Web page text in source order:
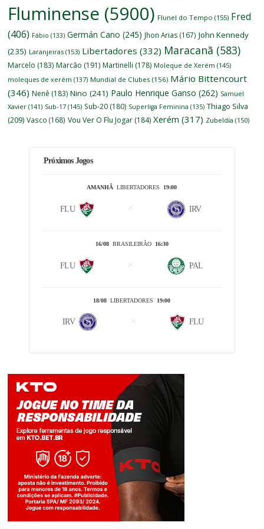
Fluminense (5900) Flunel do Tempo (155) Fred
(406) Fábio (133) Germán Cano (245) Jhon Arias (167) John Kennedy
(235) Laranjeiras (153) Libertadores (332) Maracanã (583)
Marcelo (183) Marcão (191) Martinelli (178) Moleque de Xerém (145)
moleques de xerém (137) Mundial de Clubes (156) Mário Bittencourt
(346) Nenê (183) Nino (241) Paulo Henrique Ganso (262) Samuel
Xavier (141) Sub-17 (145) Sub-20 (180) Superliga Feminina (135) Thiago Silva
(209) Vasco (168) Vou Ver O Flu Jogar (184) Xerém (317) Zubeldía (150)
Próximos Jogos
AMANHÃ LIBERTADORES 19:00
FLU IRV
16/08BRASILEIRÃO 16:30
FLU PAL
18/08 LIBERTADORES 19:00
IRV FLU